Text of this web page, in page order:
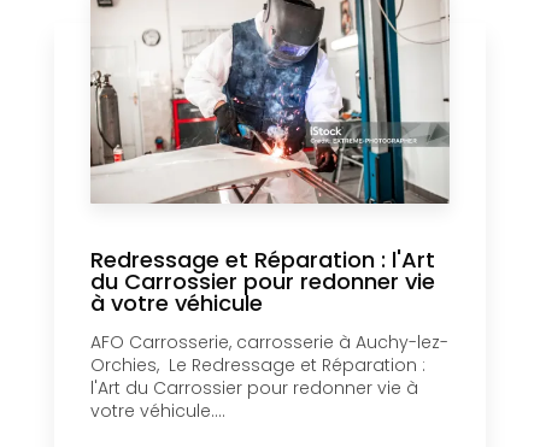
Redressage et Réparation : l'Art
du Carrossier pour redonner vie
à votre véhicule
AFO Carrosserie, carrosserie à Auchy-lez-
Orchies, Le Redressage et Réparation :
l'Art du Carrossier pour redonner vie à
votre véhicule....